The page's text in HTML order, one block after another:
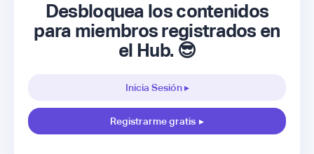
Desbloquea los contenidos
para miembros registrados en
el Hub. 😎
Inicia Sesión ▸
Registrarme gratis ▸